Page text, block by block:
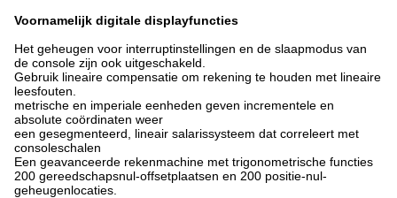
Voornamelijk digitale displayfuncties
Het geheugen voor interruptinstellingen en de slaapmodus van
de console zijn ook uitgeschakeld.
Gebruik lineaire compensatie om rekening te houden met lineaire
leesfouten.
metrische en imperiale eenheden geven incrementele en
absolute coördinaten weer
een gesegmenteerd, lineair salarissysteem dat correleert met
consoleschalen
Een geavanceerde rekenmachine met trigonometrische functies
200 gereedschapsnul-offsetplaatsen en 200 positie-nul-
geheugenlocaties.